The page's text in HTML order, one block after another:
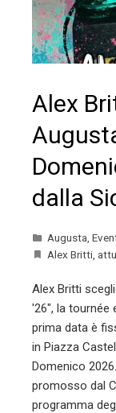
Alex
dalla
Augusta
Alex Britti
Alex Britti
'26", la tournée
prima data è
in Piazza
Domenico
promosso dal
programma